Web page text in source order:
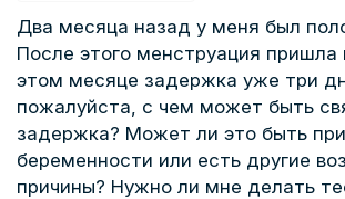
Два месяца назад у меня был
После этого менструация пришла
этом месяце задержка уже три
пожалуйста, с чем может быть
задержка? Может ли это быть
беременности или есть другие
причины? Нужно ли мне делать